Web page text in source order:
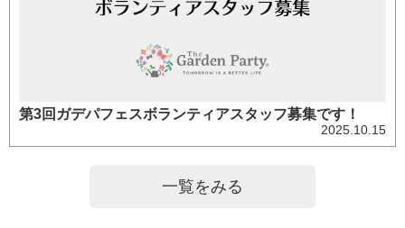
第3回ガデパフェスボランティアスタッフ募集です！
2025.10.15
一覧をみる